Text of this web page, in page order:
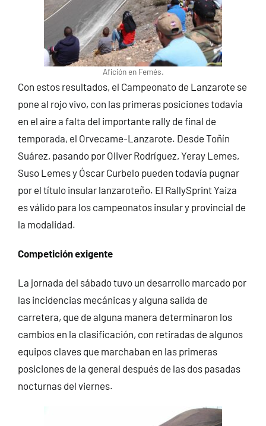
Afición en Femés.
Con estos resultados, el Campeonato de Lanzarote se
pone al rojo vivo, con las primeras posiciones todavía
en el aire a falta del importante rally de final de
temporada, el Orvecame-Lanzarote. Desde Toñín
Suárez, pasando por Oliver Rodríguez, Yeray Lemes,
Suso Lemes y Óscar Curbelo pueden todavía pugnar
por el título insular lanzaroteño. El RallySprint Yaiza
es válido para los campeonatos insular y provincial de
la modalidad.
Competición exigente
La jornada del sábado tuvo un desarrollo marcado por
las incidencias mecánicas y alguna salida de
carretera, que de alguna manera determinaron los
cambios en la clasificación, con retiradas de algunos
equipos claves que marchaban en las primeras
posiciones de la general después de las dos pasadas
nocturnas del viernes.